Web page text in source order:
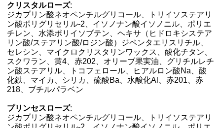
クリスタルローズ:
ジカプリン酸ネオペンチルグリコール、トリイソステアリ
ン酸ポリグリセリル-2、イソノナン酸イソノニル、ポリエ
チレン、水添ポリイソブテン、ヘキサ（ヒドロキシステア
リン酸/ステアリン酸/ロジン酸）ジペンタエリスリチル、
セレシン、マイクロクリスタリンワックス、酸化チタン、
スクワラン、黄4、赤202、オリーブ果実油、グリチルレチ
ン酸ステアリル、トコフェロール、ヒアルロン酸Na、酸
化鉄、マイカ、シリカ、硫酸Ba、水酸化Al、赤201、赤
218、ブチルパラベン
プリンセスローズ:
ジカプリン酸ネオペンチルグリコール、トリイソステアリ